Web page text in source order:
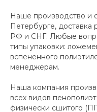
Наше производство и
Петербурге, доставка
РФ и СНГ. Любые
типы упаковки:
вспененного
менеджерам.
Наша компания
всех видов
физически сшитого